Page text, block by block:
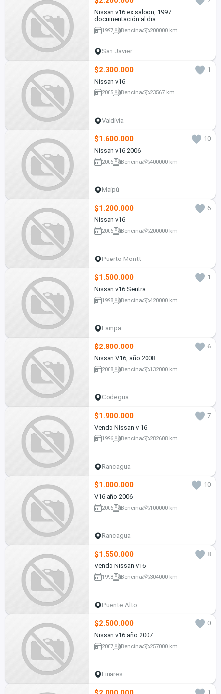
Nissan v16 ex saloon, 1997
documentación al dia
1997 Bencina 200000 km
San Javier
$2.300.000
1
Nissan v16
2005 Bencina 23567 km
Valdivia
$1.600.000
10
Nissan v16 2006
2006 Bencina 400000 km
Maipú
$1.200.000
6
Nissan v16
2006 Bencina 200000 km
Puerto Montt
$1.500.000
1
Nissan v16 Sentra
1998 Bencina 420000 km
Lampa
$2.800.000
6
Nissan V16, año 2008
2008 Bencina 132000 km
Codegua
$1.900.000
7
Vendo Nissan v 16
1996 Bencina 282608 km
Rancagua
$1.000.000
10
V16 año 2006
2006 Bencina 100000 km
Rancagua
$1.550.000
8
Vendo Nissan v16
1998 Bencina 304000 km
Puente Alto
$2.500.000
0
Nissan v16 año 2007
2007 Bencina 257000 km
Linares
1